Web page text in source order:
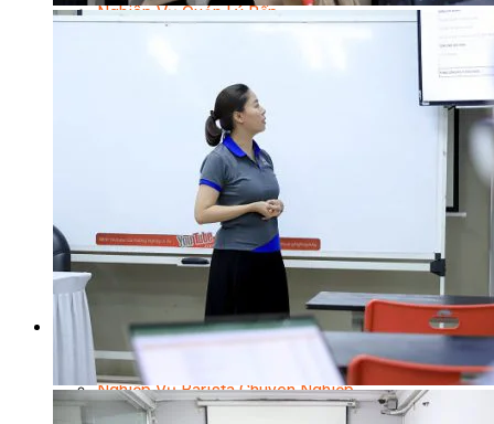
Nghiệp Vụ Quản Lý Bếp
Nghiệp Vụ Cấp Dưỡng
Học Nấu Ăn Mở Quán
Chuyên Đề Bếp Nóng
Khởi Sự Kinh Doanh Ngành F&B
Khởi Sự Kinh Doanh Nhà Hàng
Bí Quyết Kinh Doanh và Vận Hành Mô Hình Ẩm
Video Dạy Nấu Ăn
Pha Chế
Nghiệp Vụ Bar Trưởng
Nghiệp Vụ Bartender Chuyên Nghiệp
Nghiệp Vụ Barista Chuyên Nghiệp
Nghiệp Vụ Flair Bartending Chuyên Nghiệp